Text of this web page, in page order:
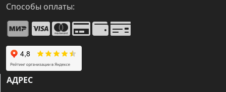
Способы оплаты:
АДРЕС